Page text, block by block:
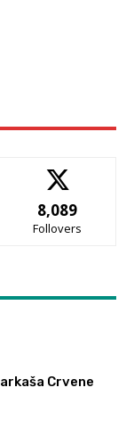
8,089
Follovers
Crvene